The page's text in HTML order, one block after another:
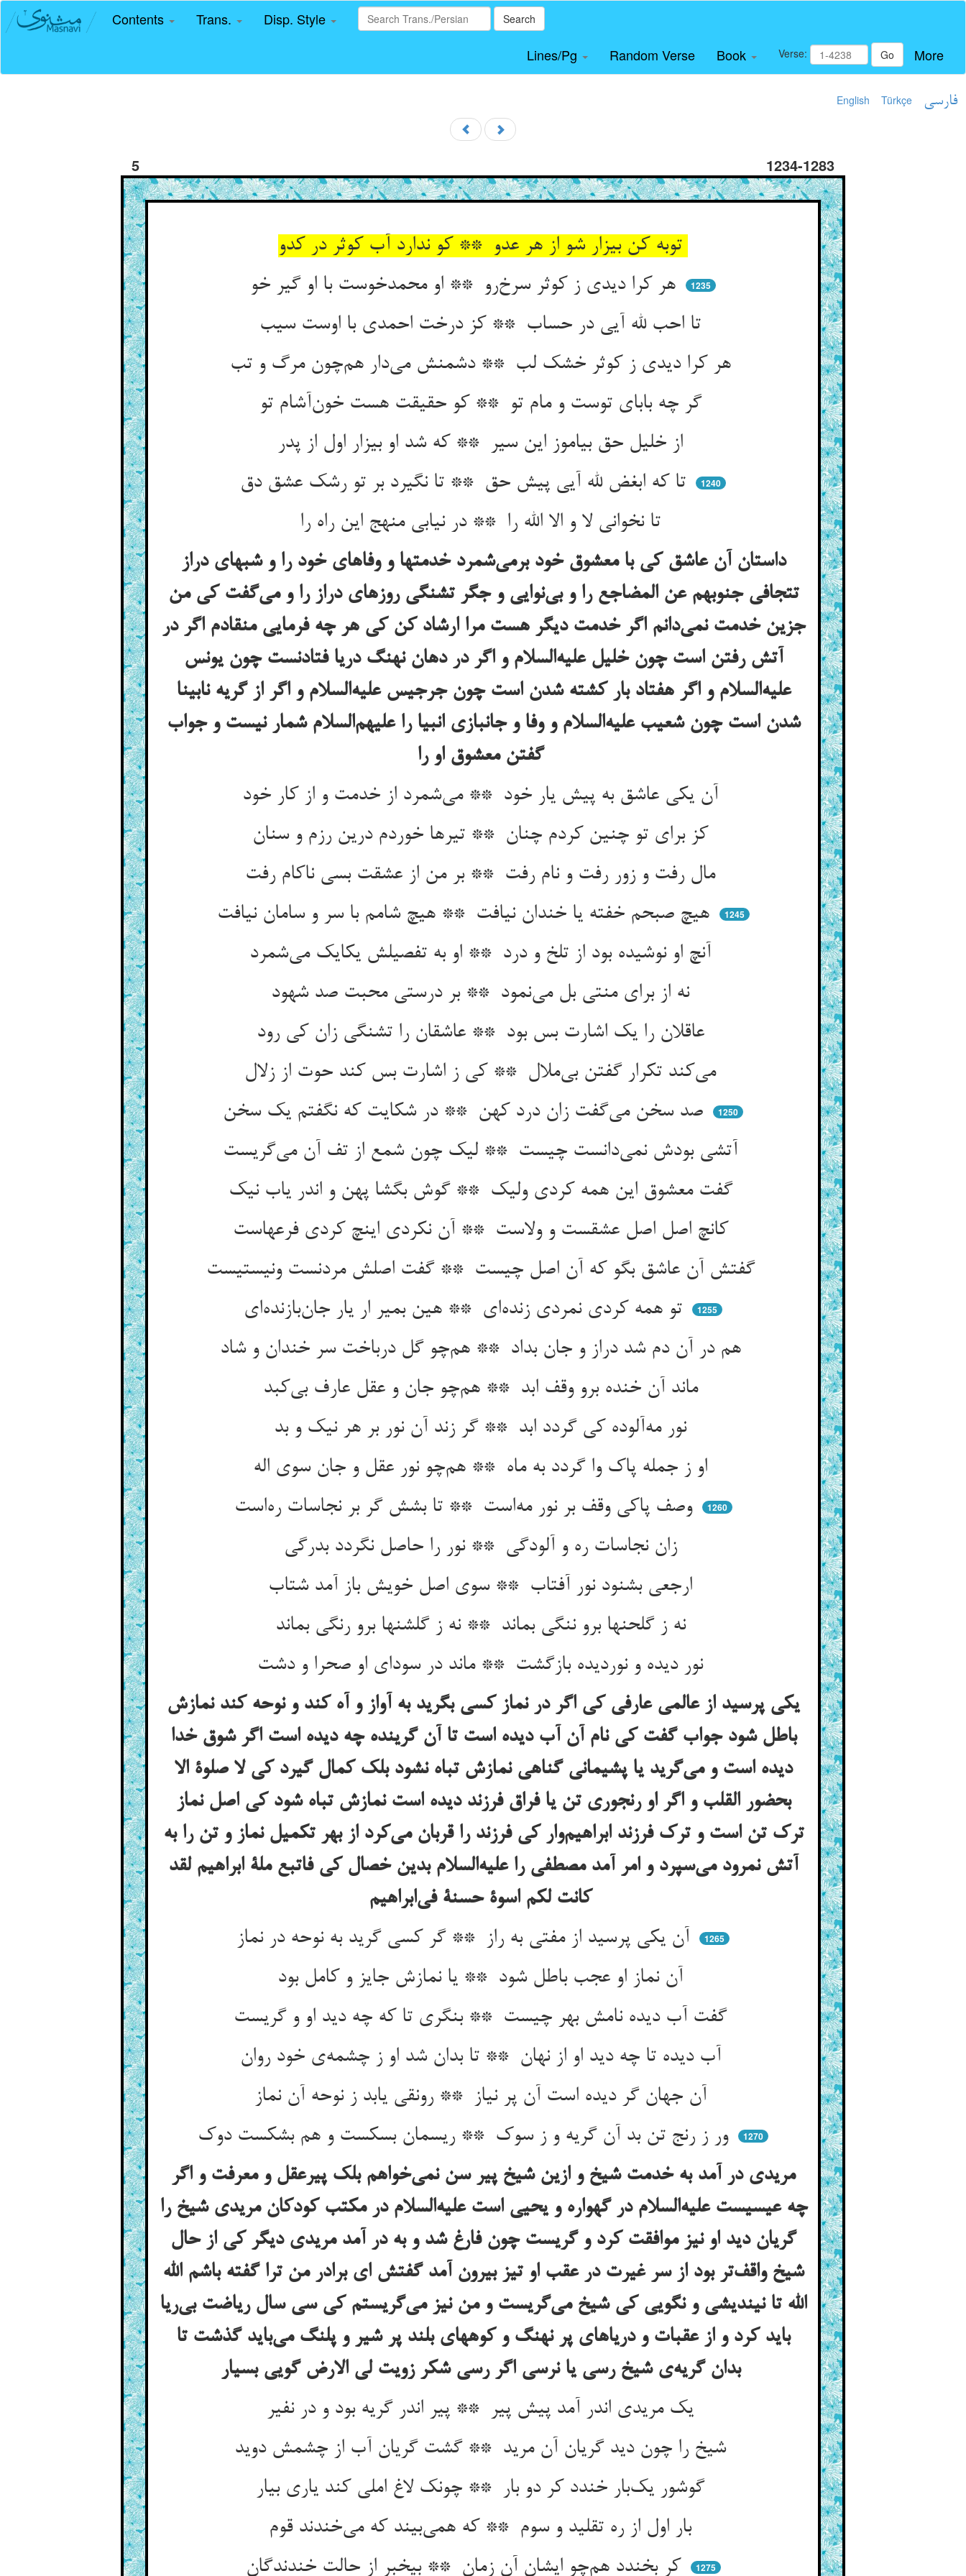
Contents Trans. Disp. Style Search
Lines/Pg Random Verse Book Verse: Go More
English Türkçe فارسی
5 1234-1283
1235
هر کرا دیدی ز کوثر خشک لب ** دشمنش می‌دار هم‌چون مرگ و تب
گر چه بابای توست و مام تو ** کو حقیقت هست خون‌آشام تو
1240
داستان آن عاشق کی با معشوق خود برمی‌شمرد خدمتها و وفاهای خود را و شبهای دراز
تتجافی جنوبهم عن المضاجع را و بی‌نوایی و جگر تشنگی روزهای دراز را و می‌گفت کی من
جزین خدمت نمی‌دانم اگر خدمت دیگر هست مرا ارشاد کن کی هر چه فرمایی منقادم اگر در
آتش رفتن است چون خلیل علیه‌السلام و اگر در دهان نهنگ دریا فتادنست چون یونس
علیه‌السلام و اگر هفتاد بار کشته شدن است چون جرجیس علیه‌السلام و اگر از گریه نابینا
شدن است چون شعیب علیه‌السلام و وفا و جانبازی انبیا را علیهم‌السلام شمار نیست و جواب
گفتن معشوق او را
مال رفت و زور رفت و نام رفت ** بر من از عشقت بسی ناکام رفت
هیچ صبحم خفته یا خندان نیافت ** هیچ شامم با سر و سامان نیافت
1245
نه از برای منتی بل می‌نمود ** بر درستی محبت صد شهود
عاقلان را یک اشارت بس بود ** عاشقان را تشنگی زان کی رود
می‌کند تکرار گفتن بی‌ملال ** کی ز اشارت بس کند حوت از زلال
1250
گفت معشوق این همه کردی ولیک ** گوش بگشا پهن و اندر یاب نیک
کانچ اصل اصل عشقست و ولاست ** آن نکردی اینچ کردی فرعهاست
گفتش آن عاشق بگو که آن اصل چیست ** گفت اصلش مردنست ونیستیست
1255
هم در آن دم شد دراز و جان بداد ** هم‌چو گل درباخت سر خندان و شاد
ماند آن خنده برو وقف ابد ** هم‌چو جان و عقل عارف بی‌کبد
نور مه‌آلوده کی گردد ابد ** گر زند آن نور بر هر نیک و بد
وصف پاکی وقف بر نور مه‌است ** تا بشش گر بر نجاسات ره‌است
1260
زان نجاسات ره و آلودگی ** نور را حاصل نگردد بدرگی
نه ز گلحنها برو ننگی بماند ** نه ز گلشنها برو رنگی بماند
نور دیده و نوردیده بازگشت ** ماند در سودای او صحرا و دشت
یکی پرسید از عالمی عارفی کی اگر در نماز کسی بگرید به آواز و آه کند و نوحه کند نمازش
باطل شود جواب گفت کی نام آن آب دیده است تا آن گرینده چه دیده است اگر شوق خدا
دیده است و می‌گرید یا پشیمانی گناهی نمازش تباه نشود بلک کمال گیرد کی لا صلوة الا
بحضور القلب و اگر او رنجوری تن یا فراق فرزند دیده است نمازش تباه شود کی اصل نماز
ترک تن است و ترک فرزند ابراهیم‌وار کی فرزند را قربان می‌کرد از بهر تکمیل نماز و تن را به
آتش نمرود می‌سپرد و امر آمد مصطفی را علیه‌السلام بدین خصال کی فاتبع ملة ابراهیم لقد
کانت لکم اسوة حسنة فی‌ابراهیم
1265
گفت آب دیده نامش بهر چیست ** بنگری تا که چه دید او و گریست
ور ز رنج تن بد آن گریه و ز سوک ** ریسمان بسکست و هم بشکست دوک
1270
مریدی در آمد به خدمت شیخ و ازین شیخ پیر سن نمی‌خواهم بلک پیرعقل و معرفت و اگر
چه عیسیست علیه‌السلام در گهواره و یحیی است علیه‌السلام در مکتب کودکان مریدی شیخ را
گریان دید او نیز موافقت کرد و گریست چون فارغ شد و به در آمد مریدی دیگر کی از حال
شیخ واقف‌تر بود از سر غیرت در عقب او تیز بیرون آمد گفتش ای برادر من ترا گفته باشم الله
الله تا نیندیشی و نگویی کی شیخ می‌گریست و من نیز می‌گریستم کی سی سال ریاضت بی‌ریا
باید کرد و از عقبات و دریاهای پر نهنگ و کوههای بلند پر شیر و پلنگ می‌باید گذشت تا
بدان گریه‌ی شیخ رسی یا نرسی اگر رسی شکر زویت لی الارض گویی بسیار
شیخ را چون دید گریان آن مرید ** گشت گریان آب از چشمش دوید
گوشور یک‌بار خندد کر دو بار ** چونک لاغ املی کند یاری بیار
بار اول از ره تقلید و سوم ** که همی‌بیند که می‌خندند قوم
کر بخندد هم‌چو ایشان آن زمان ** بیخبر از حالت خندندگان
1275